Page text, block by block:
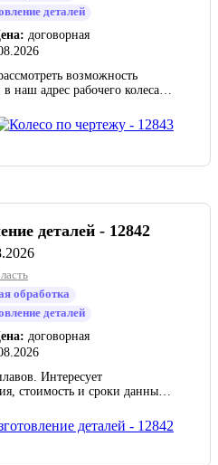
деталей
договорная
возможность
наш адрес рабочего колеса
Россия, Московская
д. Ложки, тер.
деталей - 12842
обработка
деталей
договорная
Интересует
стоимость и сроки данных
Материал алюминий или
Если необходимо